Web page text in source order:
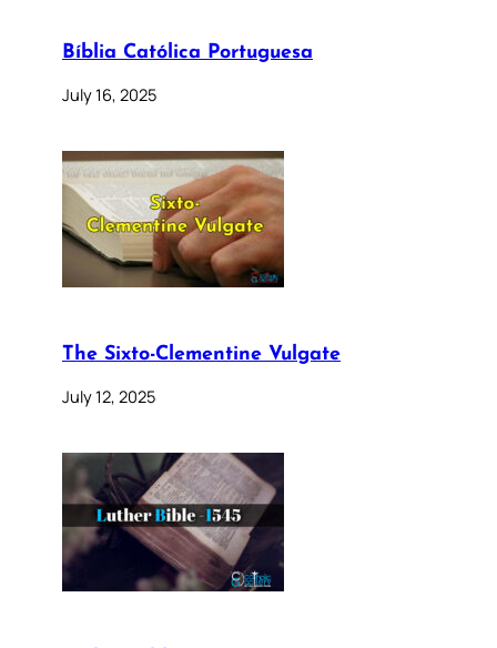
Bíblia Católica Portuguesa
July 16, 2025
The Sixto-Clementine Vulgate
July 12, 2025